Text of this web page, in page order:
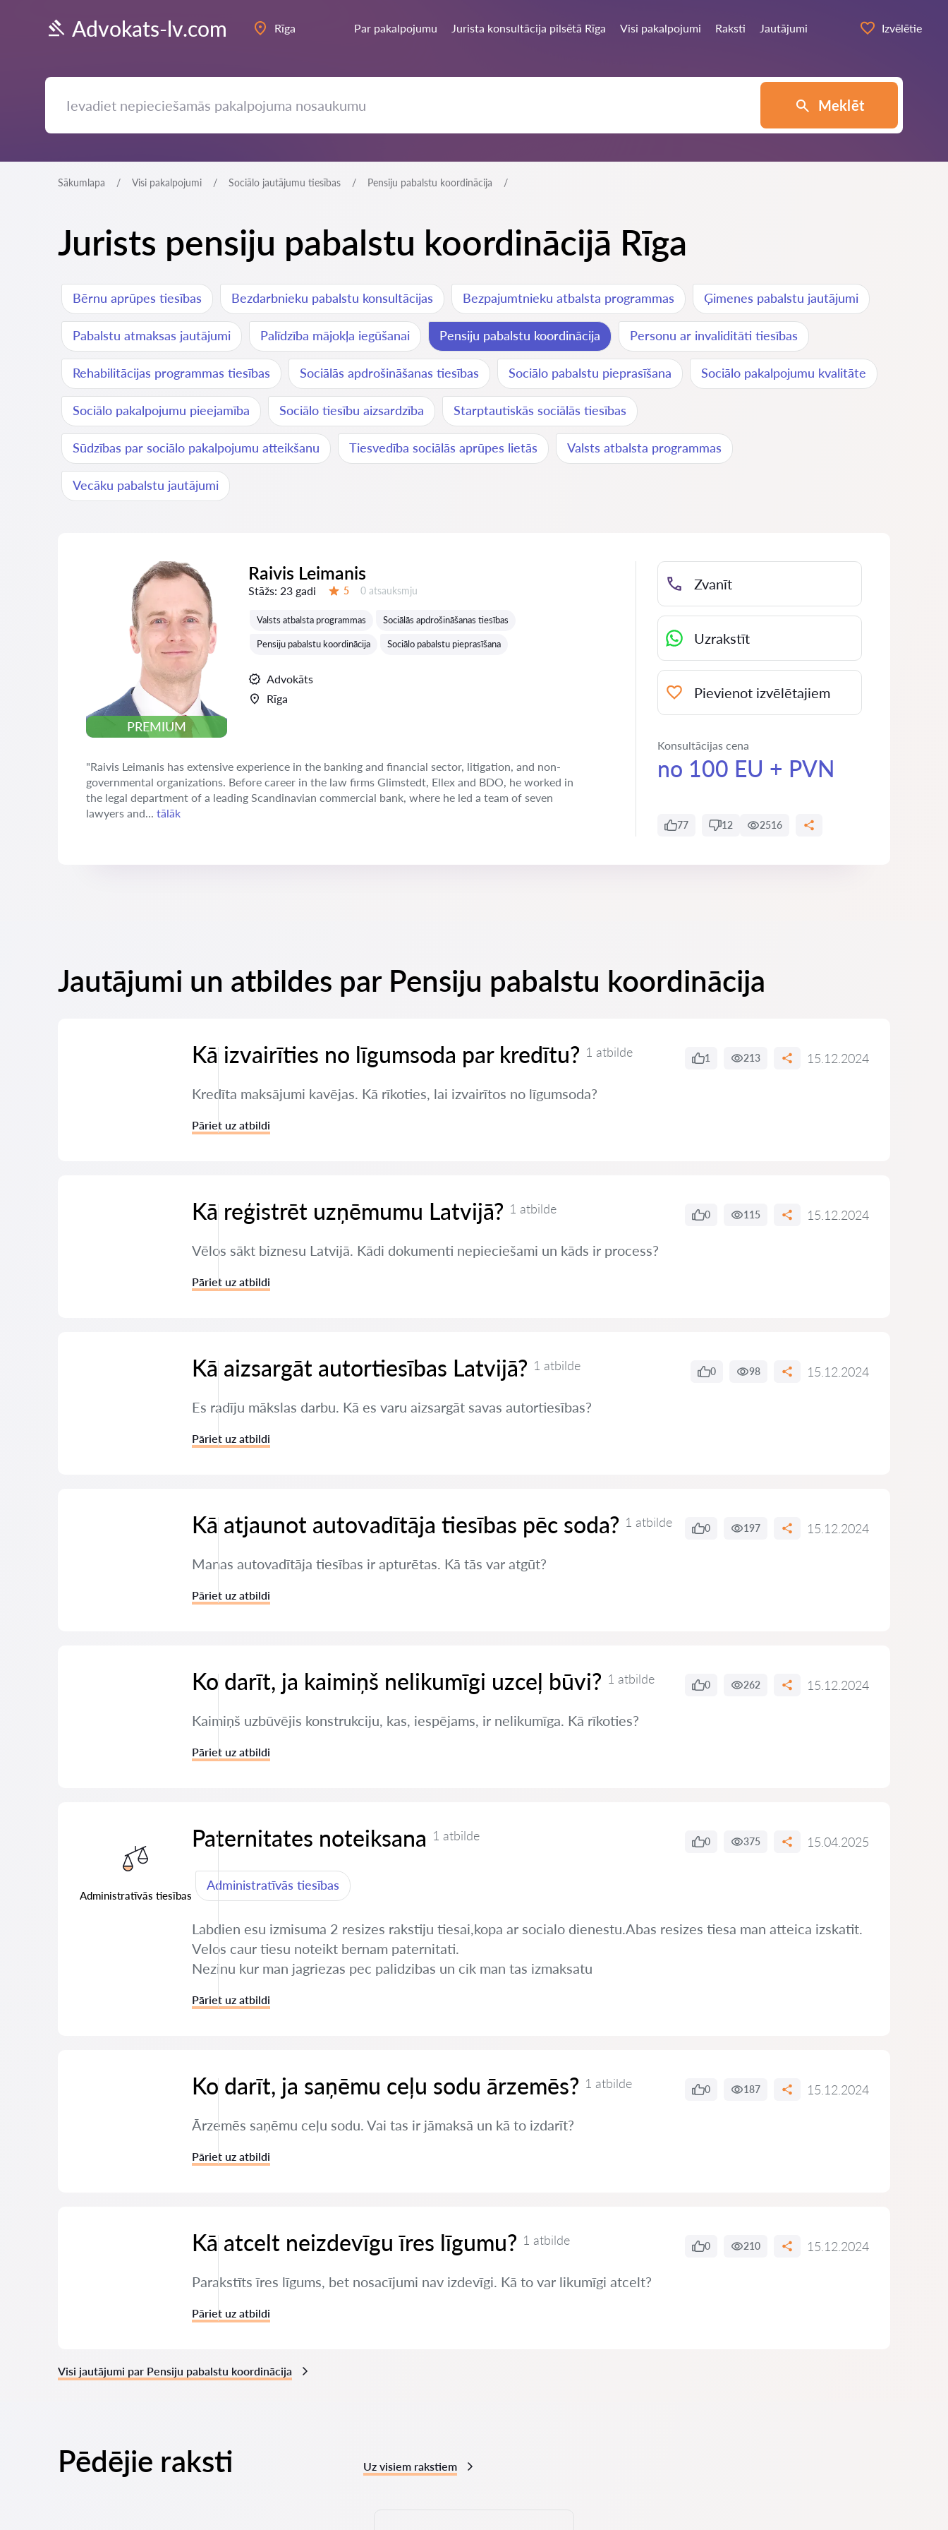
Advokats-lv.com Rīga Par pakalpojumu Jurista konsultācija pilsētā Rīga Visi pakalpojumi Raksti Jautājumi Izvēlētie
Meklēt
Sākumlapa Visi pakalpojumi Sociālo jautājumu tiesības Pensiju pabalstu koordinācija
Jurists pensiju pabalstu koordinācijā Rīga
Bērnu aprūpes tiesības Bezdarbnieku pabalstu konsultācijas Bezpajumtnieku atbalsta programmas Ģimenes pabalstu jautājumi
Pabalstu atmaksas jautājumi Palīdzība mājokļa iegūšanai Pensiju pabalstu koordinācija Personu ar invaliditāti tiesības
Rehabilitācijas programmas tiesības Sociālās apdrošināšanas tiesības Sociālo pabalstu pieprasīšana Sociālo pakalpojumu kvalitāte
Sociālo pakalpojumu pieejamība Sociālo tiesību aizsardzība Starptautiskās sociālās tiesības
Sūdzības par sociālo pakalpojumu atteikšanu Tiesvedība sociālās aprūpes lietās Valsts atbalsta programmas
Vecāku pabalstu jautājumi
PREMIUM
Raivis Leimanis
Stāžs: 23 gadi 5 Atsauksmes:
0 atsauksmju
Valsts atbalsta programmas Sociālās apdrošināšanas tiesības
Pensiju pabalstu koordinācija Sociālo pabalstu pieprasīšana
Advokāts
Rīga
"Raivis Leimanis has extensive experience in the banking and financial sector, litigation, and non-
governmental organizations. Before career in the law firms Glimstedt, Ellex and BDO, he worked in
the legal department of a leading Scandinavian commercial bank, where he led a team of seven
lawyers and... tālāk
Zvanīt
Uzrakstīt
Pievienot izvēlētajiem
Konsultācijas cena
no 100 EU + PVN
77 12 2516
Jautājumi un atbildes par Pensiju pabalstu koordinācija
Kā izvairīties no līgumsoda par kredītu? 1 atbilde 1 213 15.12.2024
Kredīta maksājumi kavējas. Kā rīkoties, lai izvairītos no līgumsoda?
Pāriet uz atbildi
Kā reģistrēt uzņēmumu Latvijā? 1 atbilde 0 115 15.12.2024
Vēlos sākt biznesu Latvijā. Kādi dokumenti nepieciešami un kāds ir process?
Pāriet uz atbildi
Kā aizsargāt autortiesības Latvijā? 1 atbilde 0 98 15.12.2024
Es radīju mākslas darbu. Kā es varu aizsargāt savas autortiesības?
Pāriet uz atbildi
Kā atjaunot autovadītāja tiesības pēc soda? 1 atbilde 0 197 15.12.2024
Manas autovadītāja tiesības ir apturētas. Kā tās var atgūt?
Pāriet uz atbildi
Ko darīt, ja kaimiņš nelikumīgi uzceļ būvi? 1 atbilde 0 262 15.12.2024
Kaimiņš uzbūvējis konstrukciju, kas, iespējams, ir nelikumīga. Kā rīkoties?
Pāriet uz atbildi
Administratīvās tiesības
Paternitates noteiksana 1 atbilde 0 375 15.04.2025
Administratīvās tiesības
Labdien esu izmisuma 2 resizes rakstiju tiesai,kopa ar socialo dienestu.Abas resizes tiesa man atteica izskatit.
Velos caur tiesu noteikt bernam paternitati.
Nezinu kur man jagriezas pec palidzibas un cik man tas izmaksatu
Pāriet uz atbildi
Ko darīt, ja saņēmu ceļu sodu ārzemēs? 1 atbilde 0 187 15.12.2024
Ārzemēs saņēmu ceļu sodu. Vai tas ir jāmaksā un kā to izdarīt?
Pāriet uz atbildi
Kā atcelt neizdevīgu īres līgumu? 1 atbilde 0 210 15.12.2024
Parakstīts īres līgums, bet nosacījumi nav izdevīgi. Kā to var likumīgi atcelt?
Pāriet uz atbildi
Visi jautājumi par Pensiju pabalstu koordinācija
Pēdējie raksti Uz visiem rakstiem